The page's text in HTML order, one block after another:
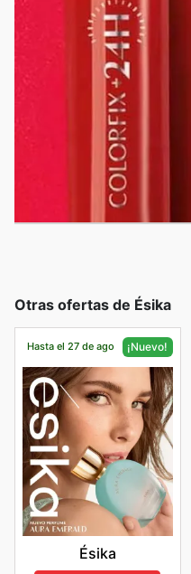
Otras ofertas de Ésika
Hasta el 27 de ago ¡Nuevo!
Ésika